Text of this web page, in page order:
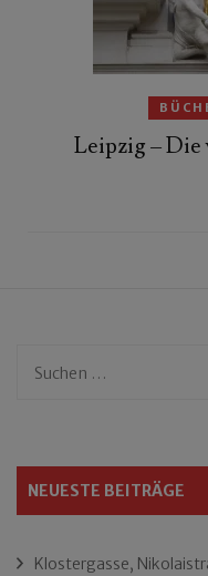
Leipzig – Die
Suchen
NEUESTE BEITRÄGE
Klostergasse,